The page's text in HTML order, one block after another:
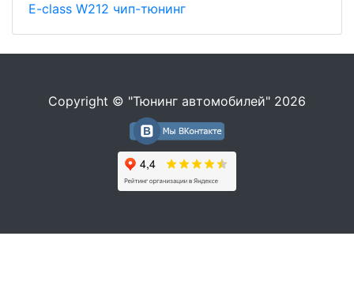
E-class W212 чип-тюнинг
Copyright © "Тюнинг автомобилей" 2026